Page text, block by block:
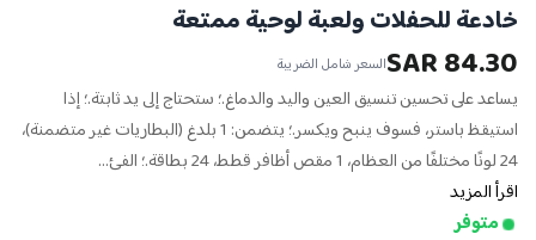
خادعة للحفلات ولعبة لوحية ممتعة
84.30 SAR السعر شامل الضريبة
يساعد على تحسين تنسيق العين واليد والدماغ.؛ ستحتاج إلى يد ثابتة.؛ إذا
استيقظ باستر، فسوف ينبح ويكسر.؛ يتضمن: 1 بلدغ (البطاريات غير متضمنة)،
24 لونًا مختلفًا من العظام، 1 مقص أظافر قطط، 24 بطاقة.؛ الفئ...
اقرأ المزيد
متوفر